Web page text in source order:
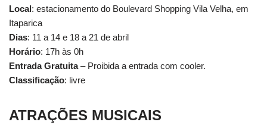
Local: estacionamento do Boulevard Shopping Vila Velha, em
Itaparica
Dias: 11 a 14 e 18 a 21 de abril
Horário: 17h às 0h
Entrada Gratuita– Proibida a entrada com cooler.
Classificação: livre
ATRAÇÕES MUSICAIS